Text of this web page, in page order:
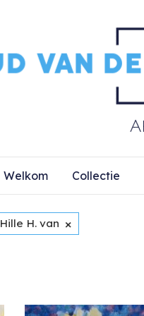
Welkom Collectie
Hille H. van ×